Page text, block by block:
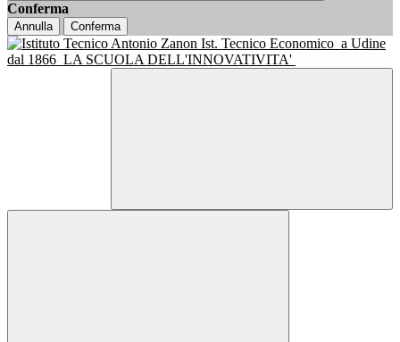
Conferma
Annulla Conferma
Ist. Tecnico Economico a Udine
dal 1866 LA SCUOLA DELL'INNOVATIVITA'